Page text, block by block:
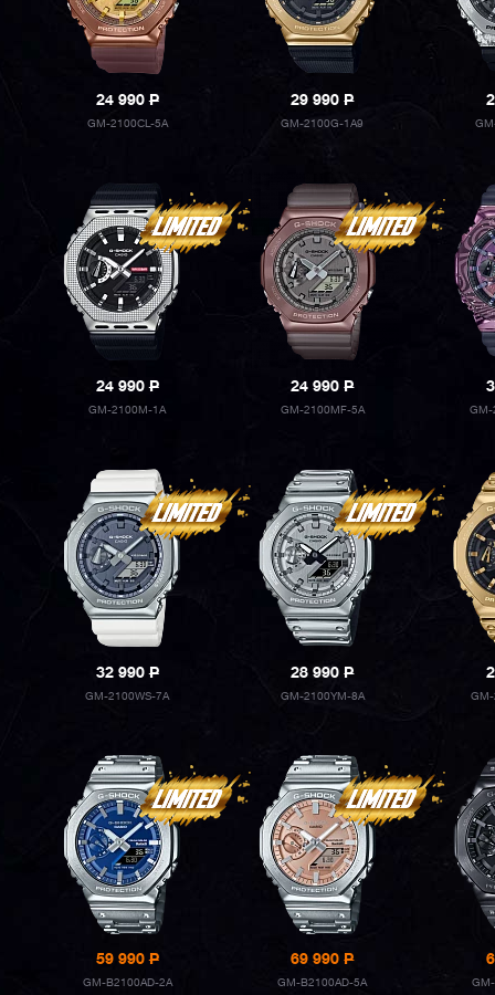
24 990P
GM-2100CL-5A
29 990P
GM-2100G-1A9
24 990P
GM-2100M-1A
24 990P
GM-2100MF-5A GM-
32 990P
GM-2100WS-7A
28 990P
GM-2100YM-8A
59 990P
GM-B2100AD-2A
69 990P
GM-B2100AD-5A